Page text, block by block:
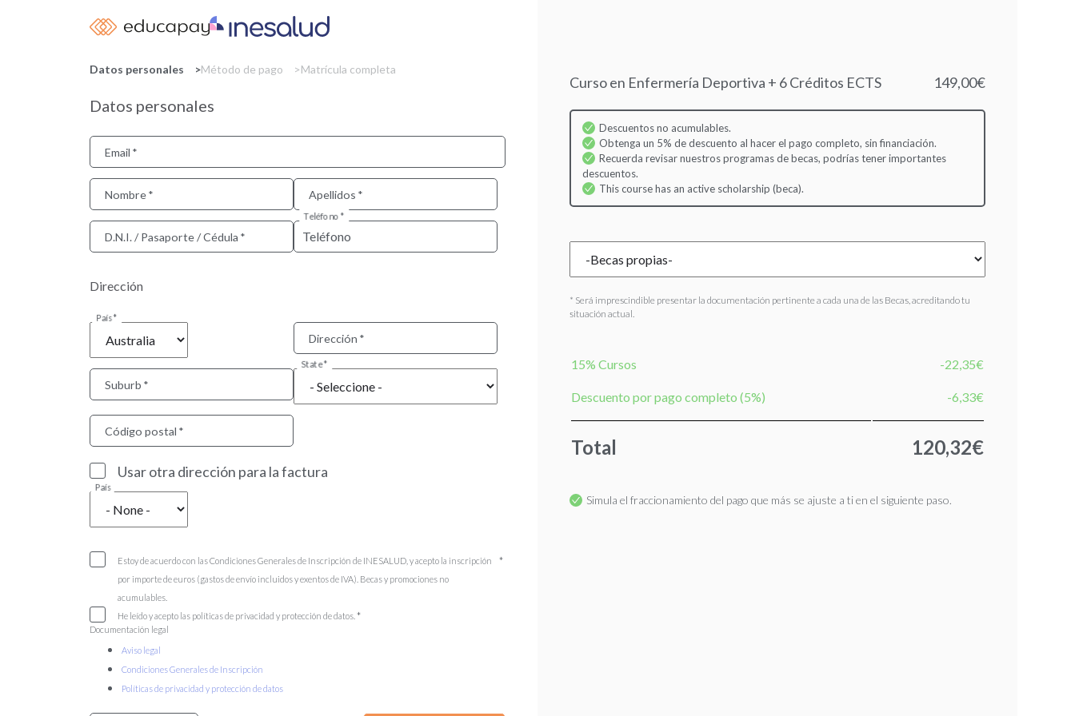
Datos personales Método de pago Matrícula completa
Datos personales
Email
Nombre Apellidos
D.N.I. / Pasaporte / Cédula
Teléfono
Dirección
País
Dirección
Suburb
State
Código postal
Usar otra dirección para la factura
País
Estoy de acuerdo con las Condiciones Generales de Inscripción de INESALUD, y acepto la inscripción
por importe de euros (gastos de envío incluidos y exentos de IVA). Becas y promociones no
acumulables.
He leído y acepto las políticas de privacidad y protección de datos.
Documentación legal
Aviso legal
Condiciones Generales de Inscripción
Políticas de privacidad y protección de datos
Curso en Enfermería Deportiva + 6 Créditos ECTS 149,00€
Descuentos no acumulables.
Obtenga un 5% de descuento al hacer el pago completo, sin financiación.
Recuerda revisar nuestros programas de becas, podrías tener importantes
descuentos.
This course has an active scholarship (beca).
* Será imprescindible presentar la documentación pertinente a cada una de las Becas, acreditando tu
situación actual.
15% Cursos -22,35€
Descuento por pago completo (5%) -6,33€
Total 120,32€
Simula el fraccionamiento del pago que más se ajuste a ti en el siguiente paso.